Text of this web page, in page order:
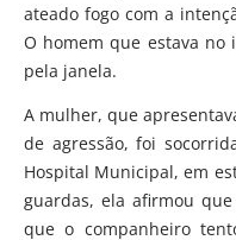
ateado fogo com a
O homem que estava
pela janela.
A mulher, que
de agressão, foi
Hospital Municipal, em
guardas, ela afirmou
que o companheiro